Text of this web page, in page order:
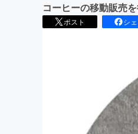
コーヒーの移動販売を
ポスト シ